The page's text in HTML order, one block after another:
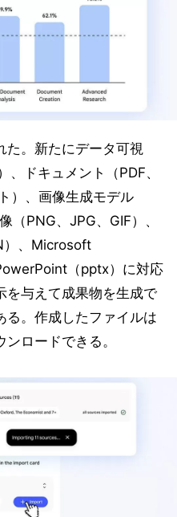
た。新たにデータ可視
ドキュメント（PDF、
）、画像生成モデル
（PNG、JPG、GIF）、
）、Microsoft
（pptx）に対応
を与えて成果物を生成で
る。作成したファイルは
ロードできる。